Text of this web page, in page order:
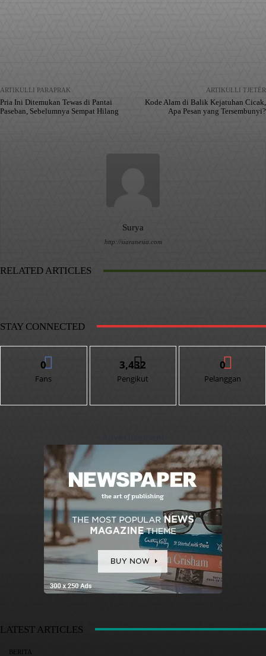
ARTIKULLI PARAPRAK
Pria Ini Ditemukan Tewas di Pantai
Paseban, Sebelumnya Sempat Hilang
ARTIKULLI TJETËR
Kode Alam di Balik Kejatuhan Cicak,
Apa Pesan yang Tersembunyi?
Surya
http://siaranesia.com
RELATED ARTICLES
STAY CONNECTED
0
Fans
3,432
Pengikut
0
Pelanggan
LATEST ARTICLES
BERITA